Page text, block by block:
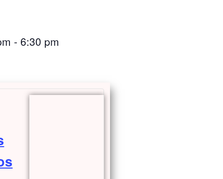
- 6:30 pm